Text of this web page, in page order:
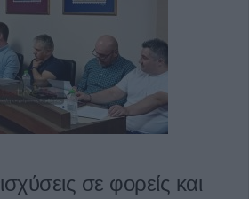
σε φορείς και